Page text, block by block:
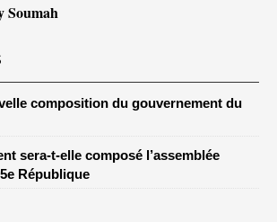
Soumah
composition du gouvernement du
sera-t-elle composé l’assemblée
République